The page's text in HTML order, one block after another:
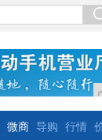
微商 导购 行情